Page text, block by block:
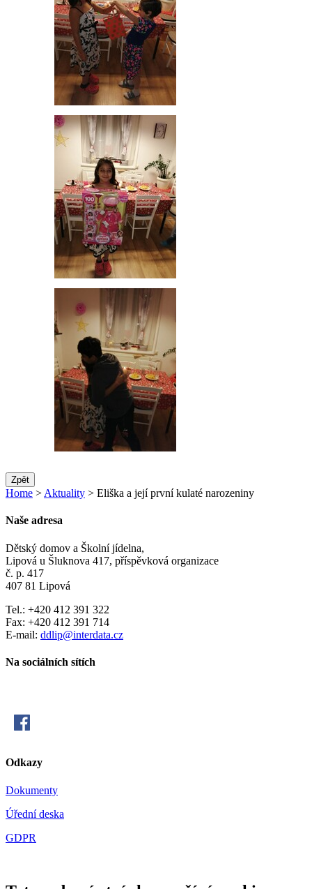
Zpět
Home > Aktuality > Eliška a její první kulaté narozeniny
Naše adresa
Dětský domov a Školní jídelna,
Lipová u Šluknova 417, příspěvková organizace
č. p. 417
407 81 Lipová
Tel.: +420 412 391 322
Fax: +420 412 391 714
E-mail: ddlip@interdata.cz
Na sociálních sítích
Odkazy
Dokumenty
Úřední deska
GDPR